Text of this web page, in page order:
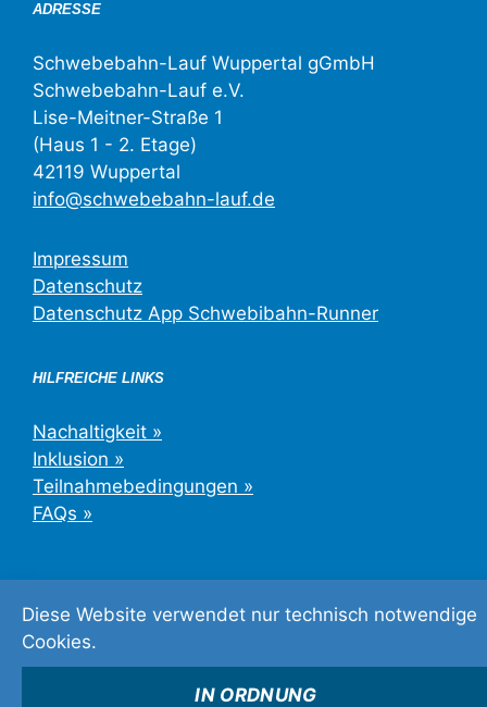
ADRESSE
Schwebebahn-Lauf Wuppertal gGmbH
Schwebebahn-Lauf e.V.
Lise-Meitner-Straße 1
(Haus 1 - 2. Etage)
42119 Wuppertal
info@schwebebahn-lauf.de
Impressum
Datenschutz
Datenschutz App Schwebibahn-Runner
HILFREICHE LINKS
Nachaltigkeit »
Inklusion »
Teilnahmebedingungen »
FAQs »
©2026 Schwebebahn-Lauf Wuppertal
Diese Website verwendet nur technisch notwendige
Cookies.
IN ORDNUNG